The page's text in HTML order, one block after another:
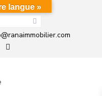
langue »